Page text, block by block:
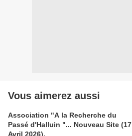
Vous aimerez aussi
Association "A la Recherche du
Passé d'Halluin "... Nouveau Site (17
Avril 2026).